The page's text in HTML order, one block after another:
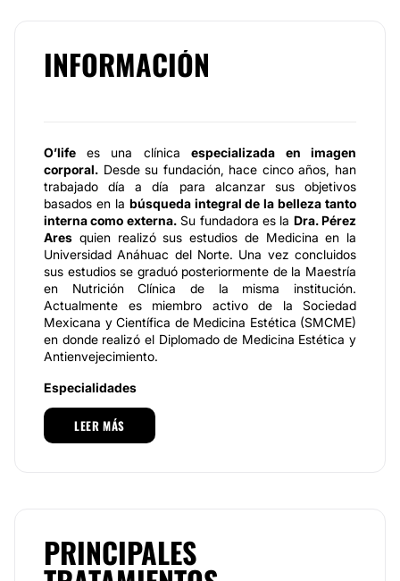
INFORMACIÓN
O’life es una clínica especializada en imagen
corporal. Desde su fundación, hace cinco años, han
trabajado día a día para alcanzar sus objetivos
basados en la búsqueda integral de la belleza tanto
interna como externa.Su fundadora es la Dra. Pérez
Ares quien realizó sus estudios de Medicina en la
Universidad Anáhuac del Norte. Una vez concluidos
sus estudios se graduó posteriormente de la Maestría
en Nutrición Clínica de la misma institución.
Actualmente es miembro activo de la Sociedad
Mexicana y Científica de Medicina Estética (SMCME)
en donde realizó el Diplomado de Medicina Estética y
Antienvejecimiento.
Especialidades
Entre los tratamientos faciales que se realizan
se encuentran: aplicación de toxina botulínica,,
hidrolipoclasia, lipoescultura química, mesoterapia
corporal , carboxiterapia corporal, toxina botulínica en
hiperhidrosis axilar, palmar y plantar, masajes
LEER MÁS
PRINCIPALES